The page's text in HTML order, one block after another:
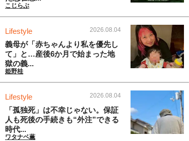
こじらぶ
Lifestyle 2026.08.04
義母が「赤ちゃんより私を優先し
て」と…産後6か月で始まった地
獄の義...
姫野桂
Lifestyle 2026.08.04
「孤独死」は不幸じゃない。保証
人も死後の手続きも“外注”できる
時代...
ワタナベ薫